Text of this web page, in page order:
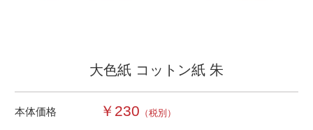
大色紙 コットン紙 朱
本体価格 ￥230 （税別）